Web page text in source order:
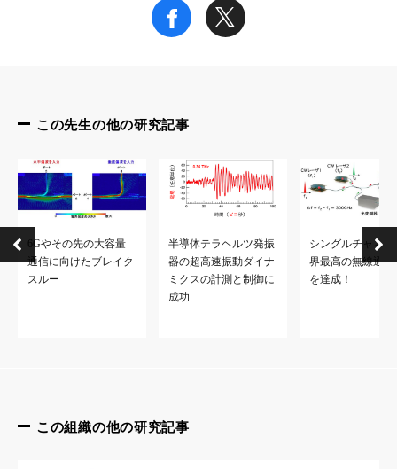
この先生の他の研究記事
6Gやその先の大容量
通信に向けたブレイク
スルー
半導体テラヘルツ発振
器の超高速振動ダイナ
ミクスの計測と制御に
成功
シングルチャネル
界最高の無線通信
を達成！
この組織の他の研究記事